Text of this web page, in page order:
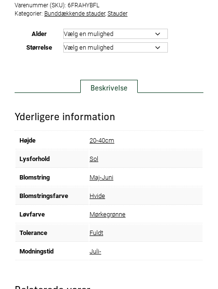
Varenummer (SKU): 6FRAHYBFL
Kategorier: Bunddækkende stauder, Stauder
Alder
Størrelse
Beskrivelse
Yderligere information
Højde 20-40cm
Lysforhold Sol
Blomstring Maj-Juni
Blomstringsfarve Hvide
Løvfarve Mørkegrønne
Tolerance Fuldt
Modningstid Juli-